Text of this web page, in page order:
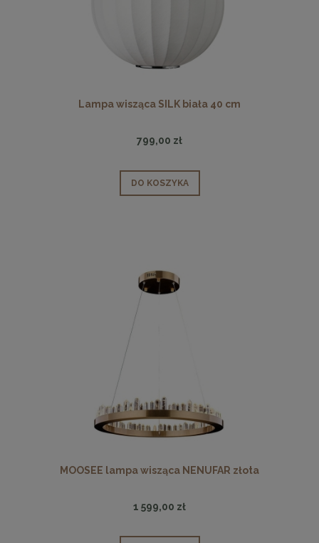
Lampa wisząca SILK biała 40 cm
799,00 zł
DO KOSZYKA
MOOSEE lampa wisząca NENUFAR złota
1 599,00 zł